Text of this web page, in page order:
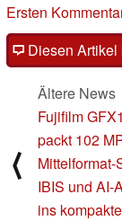
Ersten
Diesen Artikel
⟨
Ältere News
Fujifilm
packt 102
Mittelformat-
IBIS und AI-
ins kompakte